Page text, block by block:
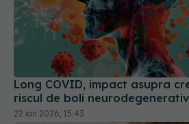
Long COVID, impact asupra
riscul de boli
22 ian 2026, 15:43